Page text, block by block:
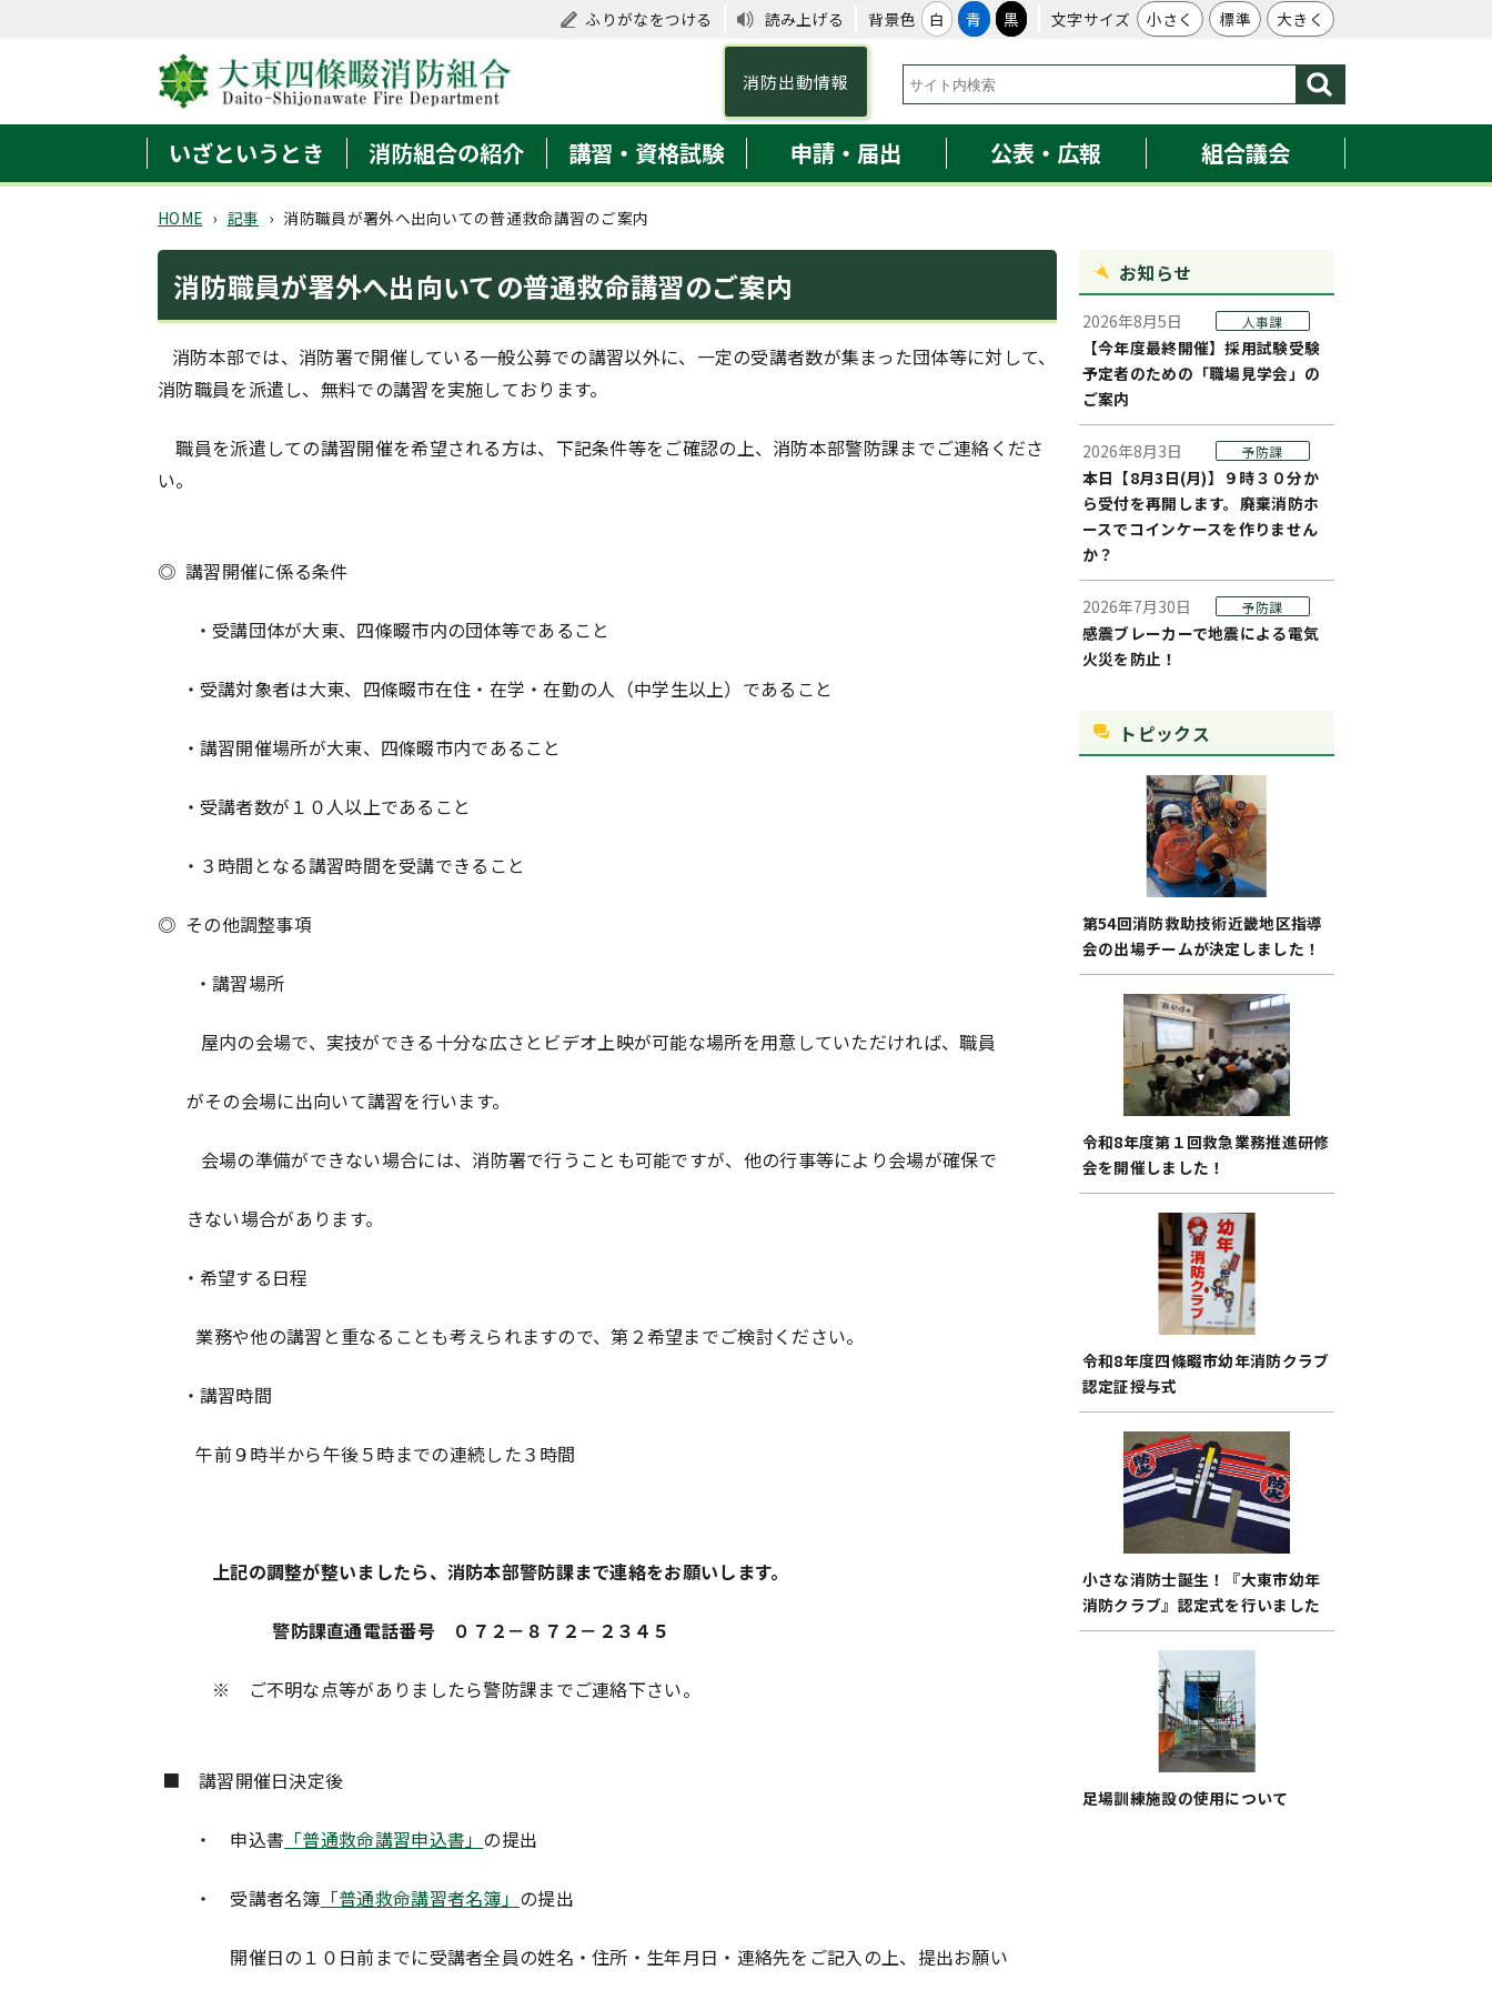
ふりがなをつける 読み上げる 背景色 白 青 黒 文字サイズ 小さく 標準 大きく
消防出動情報
いざというとき 消防組合の紹介 講習・資格試験 申請・届出 公表・広報 組合議会
HOME › 記事 › 消防職員が署外へ出向いての普通救命講習のご案内
消防職員が署外へ出向いての普通救命講習のご案内
消防本部では、消防署で開催している一般公募での講習以外に、一定の受講者数が集まった団体等に対して、
消防職員を派遣し、無料での講習を実施しております。
職員を派遣しての講習開催を希望される方は、下記条件等をご確認の上、消防本部警防課までご連絡くださ
い。
◎ 講習開催に係る条件
・受講団体が大東、四條畷市内の団体等であること
・受講対象者は大東、四條畷市在住・在学・在勤の人（中学生以上）であること
・講習開催場所が大東、四條畷市内であること
・受講者数が１０人以上であること
・３時間となる講習時間を受講できること
◎ その他調整事項
・講習場所
屋内の会場で、実技ができる十分な広さとビデオ上映が可能な場所を用意していただければ、職員
がその会場に出向いて講習を行います。
会場の準備ができない場合には、消防署で行うことも可能ですが、他の行事等により会場が確保で
きない場合があります。
・希望する日程
業務や他の講習と重なることも考えられますので、第２希望までご検討ください。
・講習時間
午前９時半から午後５時までの連続した３時間
上記の調整が整いましたら、消防本部警防課まで連絡をお願いします。
警防課直通電話番号 ０７２－８７２－２３４５
※ ご不明な点等がありましたら警防課までご連絡下さい。
■ 講習開催日決定後
・ 申込書 「普通救命講習申込書」 の提出
・ 受講者名簿 「普通救命講習者名簿」 の提出
開催日の１０日前までに受講者全員の姓名・住所・生年月日・連絡先をご記入の上、提出お願い
お知らせ
2026年8月5日 人事課
【今年度最終開催】採用試験受験
予定者のための「職場見学会」の
ご案内
2026年8月3日 予防課
本日【8月3日(月)】９時３０分か
ら受付を再開します。廃棄消防ホ
ースでコインケースを作りません
か？
2026年7月30日 予防課
感震ブレーカーで地震による電気
火災を防止！
トピックス
第54回消防救助技術近畿地区指導
会の出場チームが決定しました！
令和8年度第１回救急業務推進研修
会を開催しました！
令和8年度四條畷市幼年消防クラブ
認定証授与式
小さな消防士誕生！『大東市幼年
消防クラブ』認定式を行いました
足場訓練施設の使用について